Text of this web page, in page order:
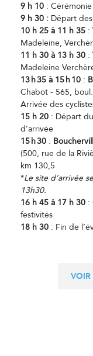
9 h 10 :
9 h 30 : Départ
10 h 25 à 11 h 35 :
Madeleine,
11 h 30 à 13 h 30 :
Madeleine
13h35 à 15h10 :
Chabot - 565,
Arrivée des
15 h 20 : Départ
d’arrivée
15h30 :
(500, rue de la
km 130,5
*Le site d’arrivée
13h30.
16 h 45 à 17 h 30 :
festivités
18 h 30 : Fin de
VOIR